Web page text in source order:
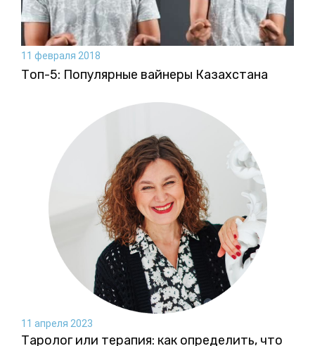
11 февраля 2018
Топ-5: Популярные вайнеры Казахстана
11 апреля 2023
Таролог или терапия: как определить, что